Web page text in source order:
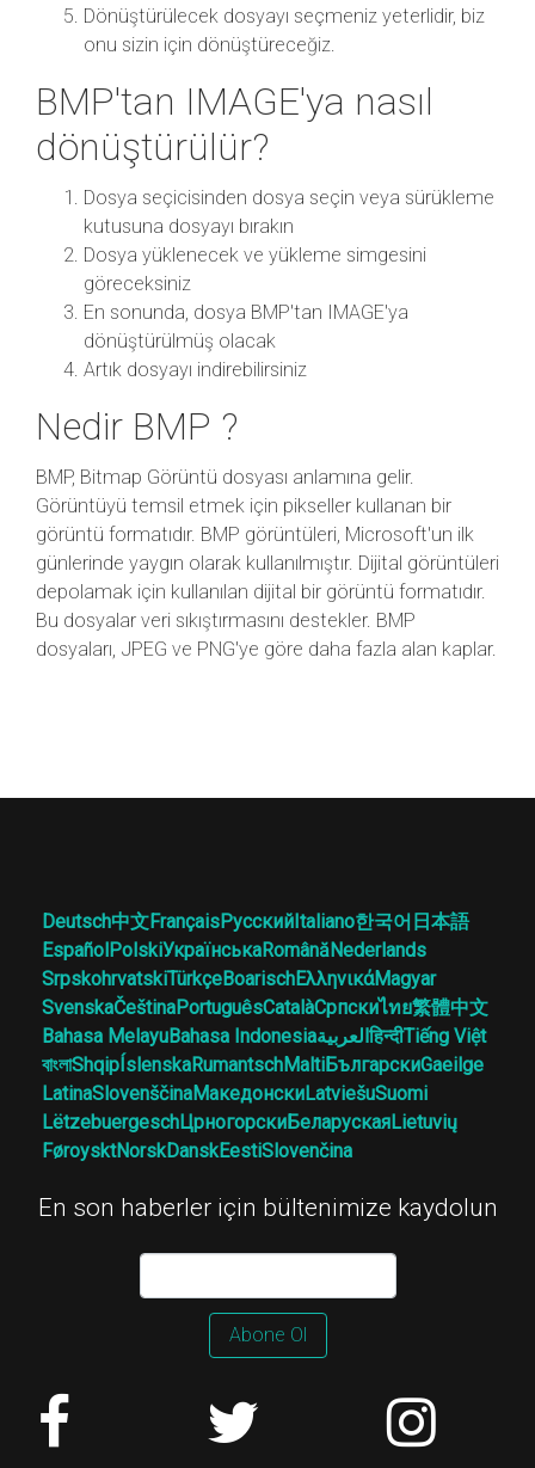
Dönüştürülecek dosyayı seçmeniz yeterlidir, biz
onu sizin için dönüştüreceğiz.
BMP'tan IMAGE'ya nasıl
dönüştürülür?
Dosya seçicisinden dosya seçin veya sürükleme
kutusuna dosyayı bırakın
Dosya yüklenecek ve yükleme simgesini
göreceksiniz
En sonunda, dosya BMP'tan IMAGE'ya
dönüştürülmüş olacak
Artık dosyayı indirebilirsiniz
Nedir BMP ?
BMP, Bitmap Görüntü dosyası anlamına gelir.
Görüntüyü temsil etmek için pikseller kullanan bir
görüntü formatıdır. BMP görüntüleri, Microsoft'un ilk
günlerinde yaygın olarak kullanılmıştır. Dijital görüntüleri
depolamak için kullanılan dijital bir görüntü formatıdır.
Bu dosyalar veri sıkıştırmasını destekler. BMP
dosyaları, JPEG ve PNG'ye göre daha fazla alan kaplar.
Deutsch中文FrançaisРусскийItaliano한국어 日本語
EspañolPolskiУкраїнськаRomânăNederlands
SrpskohrvatskiTürkçeBoarischΕλληνικάMagyar
SvenskaČeštinaPortuguêsCatalàСрпскиไทย繁體中文
Bahasa MelayuBahasa Indonesiaالعربيةहिन्दीTiếng Việt
বাংলাShqipÍslenskaRumantschMaltiБългарскиGaeilge
LatinaSlovenščinaМакедонскиLatviešuSuomi
LëtzebuergeschЦрногорскиБеларускаяLietuvių
FøroysktNorskDanskEestiSlovenčina
En son haberler için bültenimize kaydolun
Abone Ol